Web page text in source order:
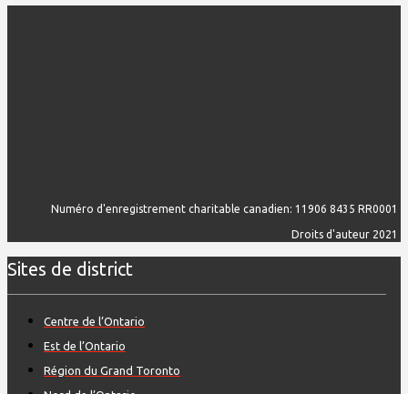
Numéro d'enregistrement charitable canadien: 11906 8435 RR0001
Droits d'auteur 2021
Sites de district
Centre de l’Ontario
Est de l’Ontario
Région du Grand Toronto